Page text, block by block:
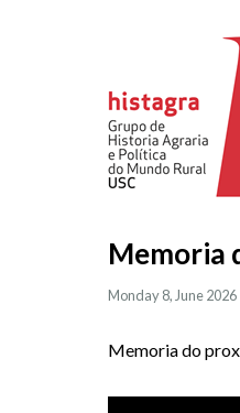
Memoria
Monday 8, June 2026
Memoria do